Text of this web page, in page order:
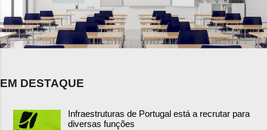
EM DESTAQUE
Infraestruturas de Portugal está a recrutar para
diversas funções